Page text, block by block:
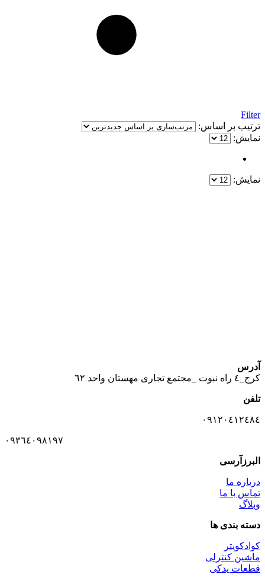
Filter
ترتیب بر اساس:
نمایش:
نمایش:
آدرس
كرج_٤ راه نبوت _مجتمع تجارى مهستان واحد ٦٢
تلفن
٠٩١٢٠٤١٢٤٨٤
٠٩٣٦٤٠٩٨١٩٧
البرزآرسی
درباره ما
تماس با ما
وبلاگ
دسته بندی ها
کوادکوپتر
ماشین کنترلی
قطعات یدکی